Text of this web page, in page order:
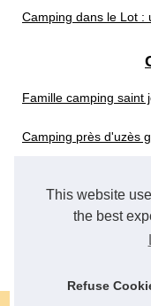
This website
the best
Refuse
Camping dans le Lot :
Famille camping saint
Camping près d'uzès
Camping surf